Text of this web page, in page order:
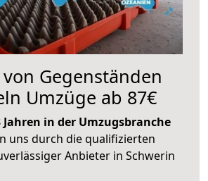
Gegenständen
Umzüge ab 87€
Jahren in der Umzugsbranche
uns durch die qualifizierten
Anbieter in Schwerin